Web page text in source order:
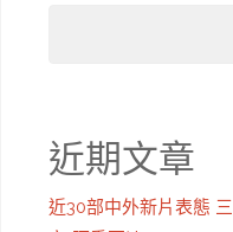
近期文章
近30部中外新片表態